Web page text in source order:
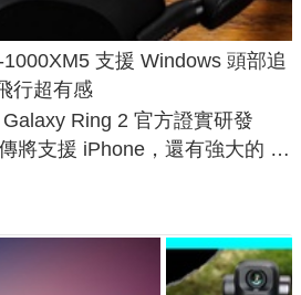
支援 Windows 頭部追
行超有感
Ring 2 官方證實研發
將支援 iPhone，還有強大的 AI